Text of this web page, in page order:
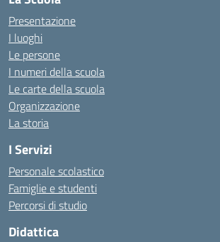
Presentazione
I luoghi
Le persone
I numeri della scuola
Le carte della scuola
Organizzazione
La storia
I Servizi
Personale scolastico
Famiglie e studenti
Percorsi di studio
Didattica